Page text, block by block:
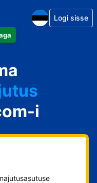
Logi sisse
i